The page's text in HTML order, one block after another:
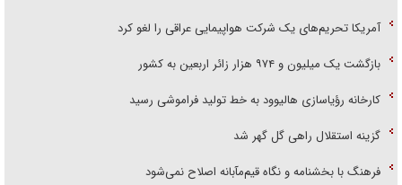
آمریکا تحریم‌های یک شرکت هواپیمایی عراقی را لغو کرد
بازگشت یک میلیون و ۹۷۴ هزار زائر اربعین به کشور
کارخانه رؤیاسازی هالیوود به خط تولید فراموشی رسید
گزینه استقلال راهی گل گهر شد
فرهنگ با بخشنامه و نگاه قیم‌مآبانه اصلاح نمی‌شود